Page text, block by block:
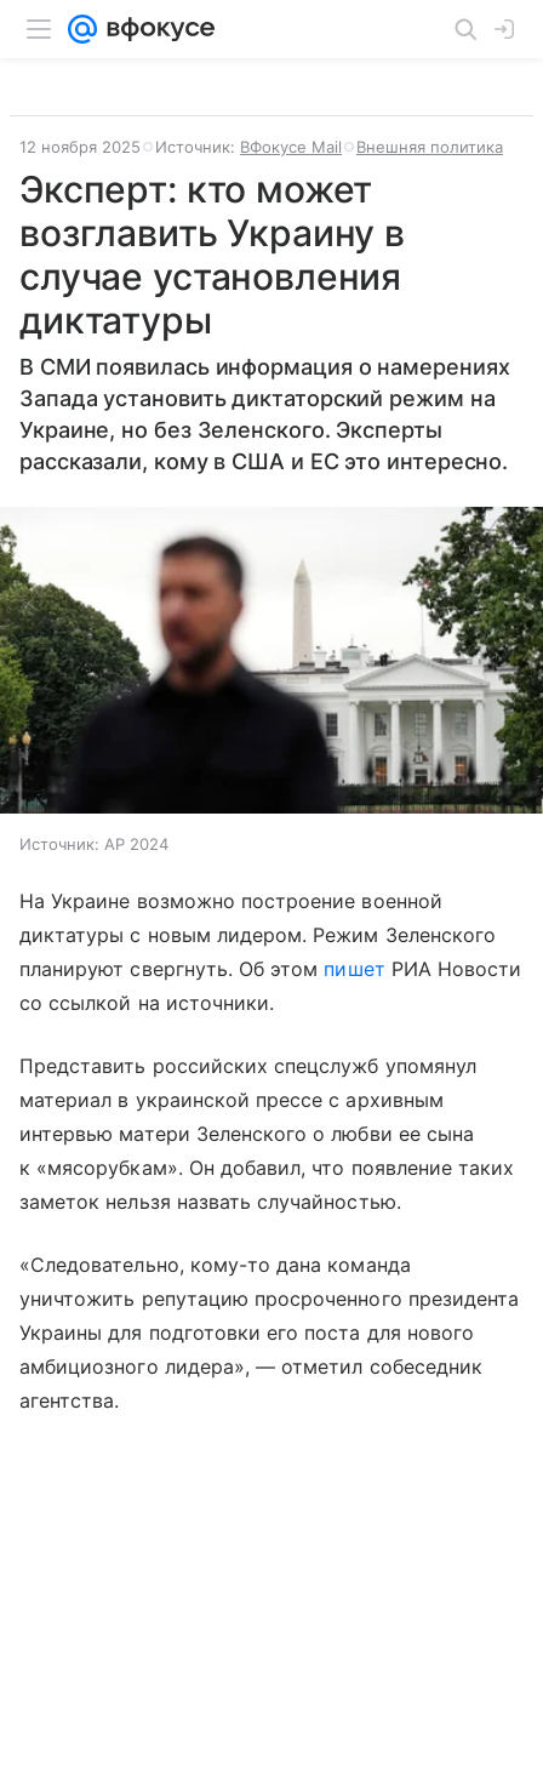
12 ноября 2025 Источник: ВФокусе Mail Внешняя политика
Эксперт: кто может
возглавить Украину в
случае установления
диктатуры
В СМИ появилась информация о намерениях
Запада установить диктаторский режим на
Украине, но без Зеленского. Эксперты
рассказали, кому в США и ЕС это интересно.
Источник: AP 2024
На Украине возможно построение военной
диктатуры с новым лидером. Режим Зеленского
планируют свергнуть. Об этом пишет РИА Новости
со ссылкой на источники.
Представить российских спецслужб упомянул
материал в украинской прессе с архивным
интервью матери Зеленского о любви ее сына
к «мясорубкам». Он добавил, что появление таких
заметок нельзя назвать случайностью.
«Следовательно, кому-то дана команда
уничтожить репутацию просроченного президента
Украины для подготовки его поста для нового
амбициозного лидера», — отметил собеседник
агентства.